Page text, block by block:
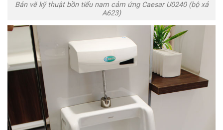
Bản vẽ kỹ thuật bồn tiểu nam cảm ứng Caesar U0240 (bộ xả
A623)